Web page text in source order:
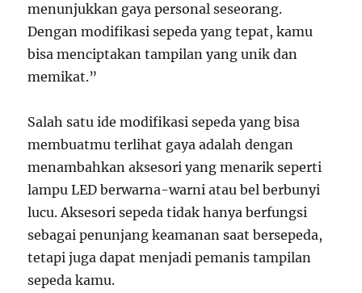
menunjukkan gaya personal seseorang.
Dengan modifikasi sepeda yang tepat, kamu
bisa menciptakan tampilan yang unik dan
memikat.”
Salah satu ide modifikasi sepeda yang bisa
membuatmu terlihat gaya adalah dengan
menambahkan aksesori yang menarik seperti
lampu LED berwarna-warni atau bel berbunyi
lucu. Aksesori sepeda tidak hanya berfungsi
sebagai penunjang keamanan saat bersepeda,
tetapi juga dapat menjadi pemanis tampilan
sepeda kamu.